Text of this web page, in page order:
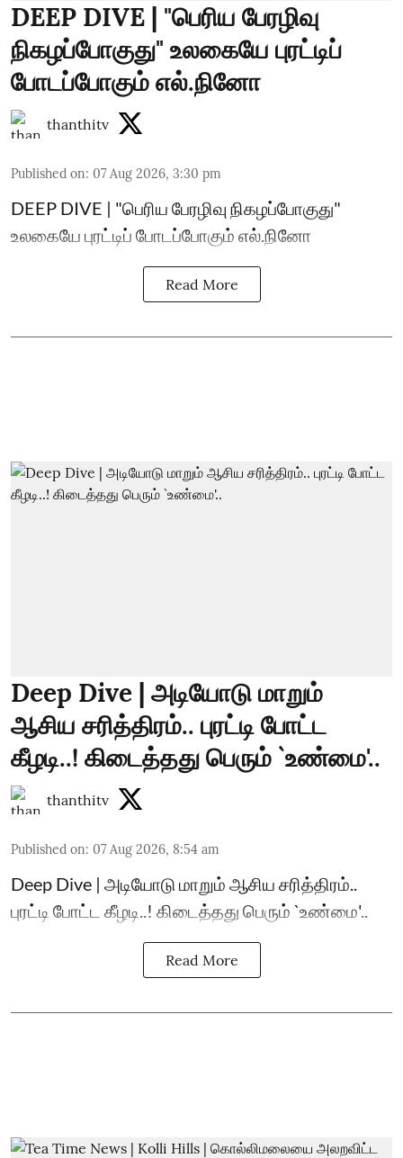
DEEP DIVE | "பெரிய பேரழிவு
நிகழப்போகுது" உலகையே புரட்டிப்
போடப்போகும் எல்.நினோ
thanthitv
Published on: 07 Aug 2026, 3:30 pm
DEEP DIVE | "பெரிய பேரழிவு நிகழப்போகுது"
உலகையே புரட்டிப் போடப்போகும் எல்.நினோ
Read More
Deep Dive | அடியோடு மாறும்
ஆசிய சரித்திரம்.. புரட்டி போட்ட
கீழடி..! கிடைத்தது பெரும் `உண்மை'..
thanthitv
Published on: 07 Aug 2026, 8:54 am
Deep Dive | அடியோடு மாறும் ஆசிய சரித்திரம்..
புரட்டி போட்ட கீழடி..! கிடைத்தது பெரும் `உண்மை'..
Read More